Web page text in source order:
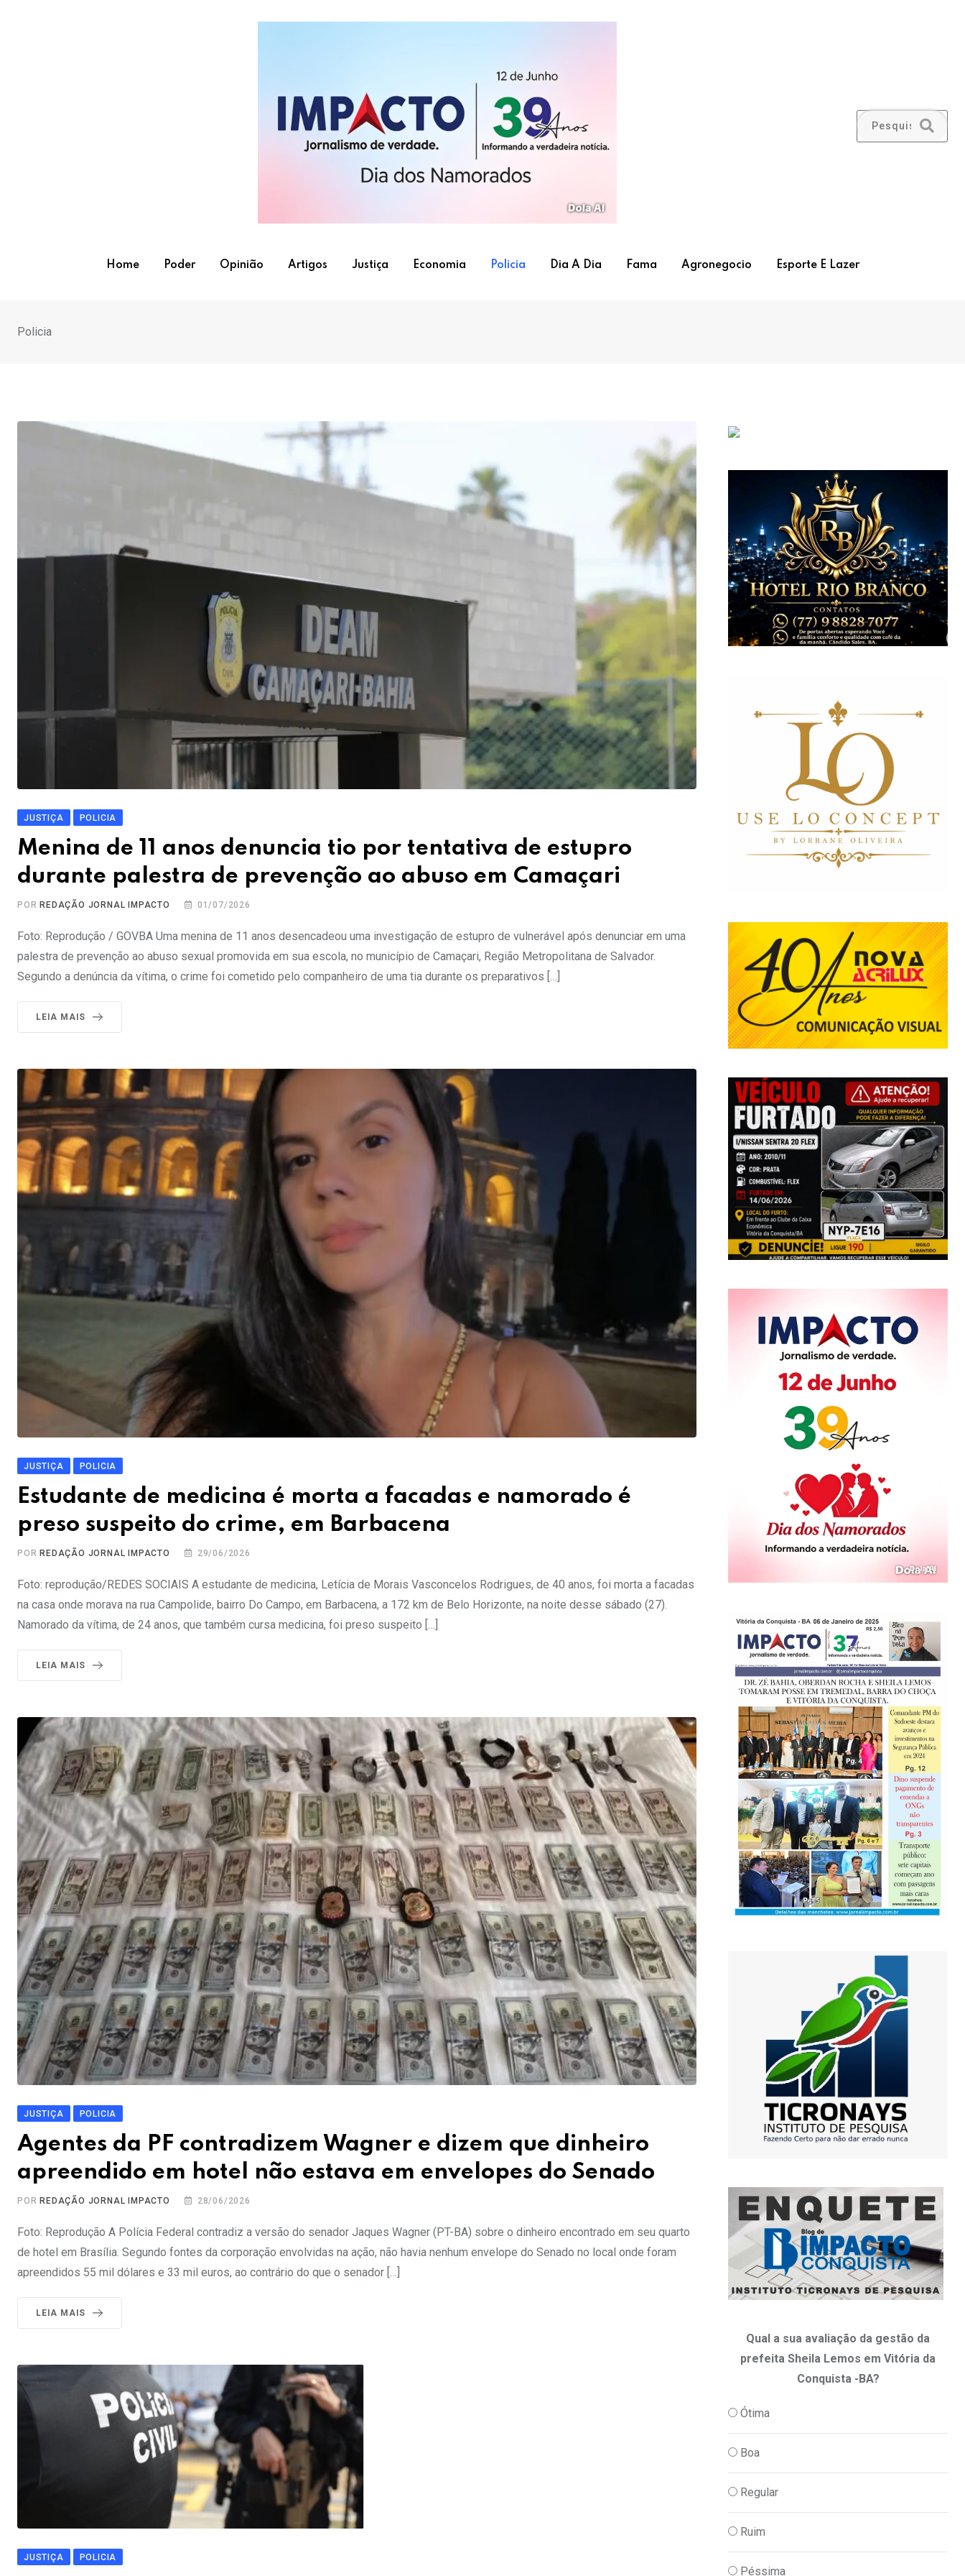
Home Poder Opinião Artigos Justiça Economia Policia Dia A Dia Fama Agronegocio Esporte E Lazer
Policia
JUSTIÇA POLICIA
Menina de 11 anos denuncia tio por tentativa de estupro
durante palestra de prevenção ao abuso em Camaçari
POR REDAÇÃO JORNAL IMPACTO 01/07/2026
Foto: Reprodução / GOVBA Uma menina de 11 anos desencadeou uma investigação de estupro de vulnerável após denunciar em uma
palestra de prevenção ao abuso sexual promovida em sua escola, no município de Camaçari, Região Metropolitana de Salvador.
Segundo a denúncia da vítima, o crime foi cometido pelo companheiro de uma tia durante os preparativos […]
LEIA MAIS
JUSTIÇA POLICIA
Estudante de medicina é morta a facadas e namorado é
preso suspeito do crime, em Barbacena
PORREDAÇÃO JORNAL IMPACTO 29/06/2026
Foto: reprodução/REDES SOCIAIS A estudante de medicina, Letícia de Morais Vasconcelos Rodrigues, de 40 anos, foi morta a facadas
na casa onde morava na rua Campolide, bairro Do Campo, em Barbacena, a 172 km de Belo Horizonte, na noite desse sábado (27).
Namorado da vítima, de 24 anos, que também cursa medicina, foi preso suspeito […]
LEIA MAIS
JUSTIÇA POLICIA
Agentes da PF contradizem Wagner e dizem que dinheiro
apreendido em hotel não estava em envelopes do Senado
POR REDAÇÃO JORNAL IMPACTO 28/06/2026
Foto: Reprodução A Polícia Federal contradiz a versão do senador Jaques Wagner (PT-BA) sobre o dinheiro encontrado em seu quarto
de hotel em Brasília. Segundo fontes da corporação envolvidas na ação, não havia nenhum envelope do Senado no local onde foram
apreendidos 55 mil dólares e 33 mil euros, ao contrário do que o senador […]
LEIA MAIS
JUSTIÇA POLICIA
Qual a sua avaliação da gestão da
prefeita Sheila Lemos em Vitória da
Conquista -BA?
Ótima
Boa
Regular
Ruim
Péssima